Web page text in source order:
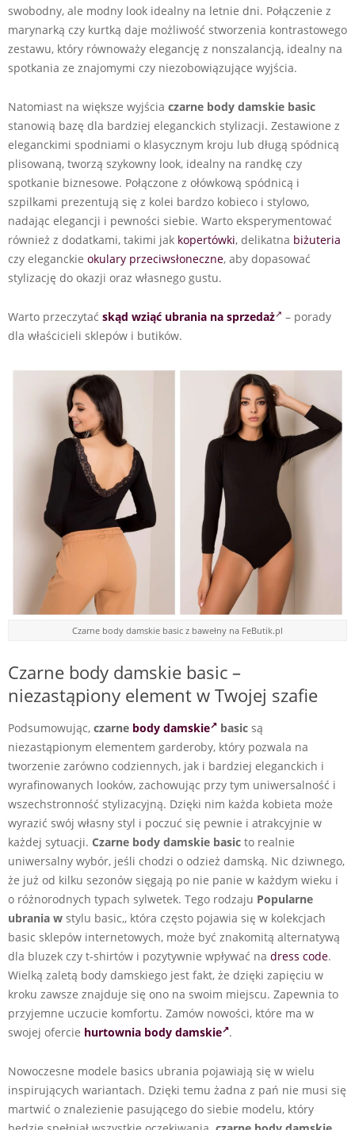
swobodny, ale modny look idealny na letnie dni. Połączenie z
marynarką czy kurtką daje możliwość stworzenia kontrastowego
zestawu, który równoważy elegancję z nonszalancją, idealny na
spotkania ze znajomymi czy niezobowiązujące wyjścia.
Natomiast na większe wyjścia czarne body damskie basic
stanowią bazę dla bardziej eleganckich stylizacji. Zestawione z
eleganckimi spodniami o klasycznym kroju lub długą spódnicą
plisowaną, tworzą szykowny look, idealny na randkę czy
spotkanie biznesowe. Połączone z ołówkową spódnicą i
szpilkami prezentują się z kolei bardzo kobieco i stylowo,
nadając elegancji i pewności siebie. Warto eksperymentować
również z dodatkami, takimi jak kopertówki, delikatna biżuteria
czy eleganckie okulary przeciwsłoneczne, aby dopasować
stylizację do okazji oraz własnego gustu.
Warto przeczytać skąd wziąć ubrania na sprzedaż
– porady
dla właścicieli sklepów i butików.
Czarne body damskie basic z bawełny na FeButik.pl
Czarne body damskie basic –
niezastąpiony element w Twojej szafie
Podsumowując, czarne body damskie basic są
niezastąpionym elementem garderoby, który pozwala na
tworzenie zarówno codziennych, jak i bardziej eleganckich i
wyrafinowanych looków, zachowując przy tym uniwersalność i
wszechstronność stylizacyjną. Dzięki nim każda kobieta może
wyrazić swój własny styl i poczuć się pewnie i atrakcyjnie w
każdej sytuacji. Czarne body damskie basic to realnie
uniwersalny wybór, jeśli chodzi o odzież damską. Nic dziwnego,
że już od kilku sezonów sięgają po nie panie w każdym wieku i
o różnorodnych typach sylwetek. Tego rodzaju Popularne
ubrania w stylu basic,, która często pojawia się w kolekcjach
basic sklepów internetowych, może być znakomitą alternatywą
dla bluzek czy t-shirtów i pozytywnie wpływać na dress code.
Wielką zaletą body damskiego jest fakt, że dzięki zapięciu w
kroku zawsze znajduje się ono na swoim miejscu. Zapewnia to
przyjemne uczucie komfortu. Zamów nowości, które ma w
swojej ofercie hurtownia body damskie .
Nowoczesne modele basics ubrania pojawiają się w wielu
inspirujących wariantach. Dzięki temu żadna z pań nie musi się
martwić o znalezienie pasującego do siebie modelu, który